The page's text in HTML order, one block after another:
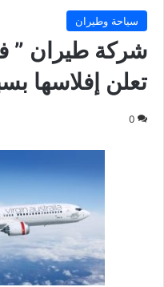
سياحة وطيران
شركة طيران ”
تعلن إفلاسها
0